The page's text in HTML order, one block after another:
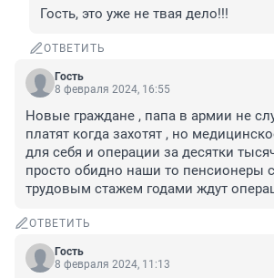
Гость, это уже не твая дело!!!
ОТВЕТИТЬ
Гость
8 февраля 2024, 16:55
Новые граждане , папа в армии не
платят когда захотят , но
для себя и операции за десятки
просто обидно наши то пенсионеры
трудовым стажем годами ждут
ОТВЕТИТЬ
Гость
8 февраля 2024, 11:13